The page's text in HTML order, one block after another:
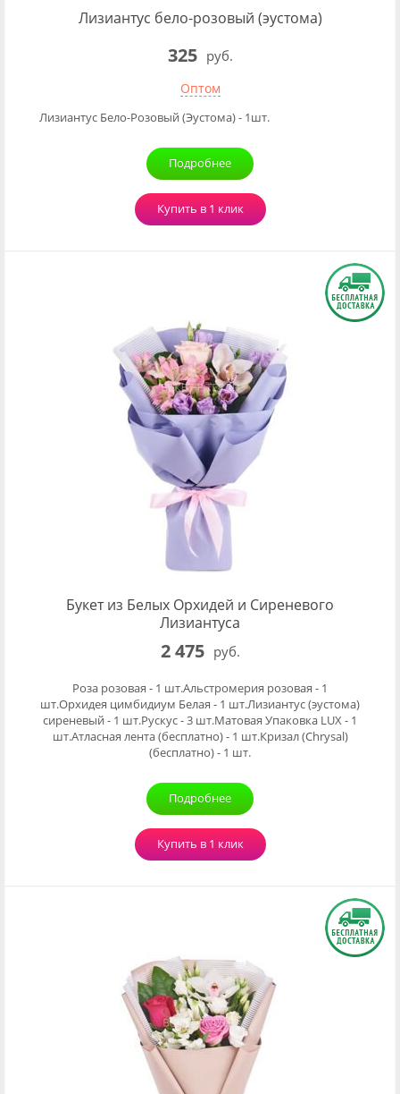
Лизиантус бело-розовый (эустома)
325 руб.
Оптом
Лизиантус Бело-Розовый (Эустома) - 1шт.
Подробнее
Купить в 1 клик
Букет из Белых Орхидей и Сиреневого
Лизиантуса
2 475 руб.
Роза розовая - 1 шт.Альстромерия розовая - 1
шт.Орхидея цимбидиум Белая - 1 шт.Лизиантус (эустома)
сиреневый - 1 шт.Рускус - 3 шт.Матовая Упаковка LUX - 1
шт.Атласная лента (бесплатно) - 1 шт.Кризал (Chrysal)
(бесплатно) - 1 шт.
Подробнее
Купить в 1 клик